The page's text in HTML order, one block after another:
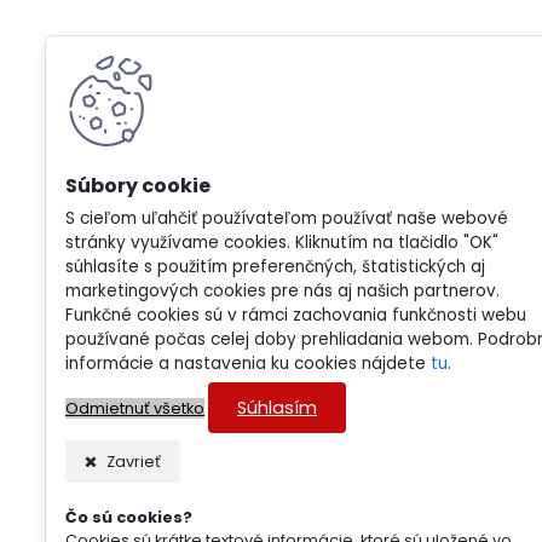
S cieľom uľahčiť používateľom používať naše webové
stránky využívame cookies. Kliknutím na tlačidlo "OK"
súhlasíte s použitím preferenčných, štatistických aj
marketingových cookies pre nás aj našich partnerov.
Funkčné cookies sú v rámci zachovania funkčnosti webu
používané počas celej doby prehliadania webom.
informácie a nastavenia ku cookies nájdete tu.
Odmietnuť všetko Súhlasím
Zavrieť
Čo sú cookies?